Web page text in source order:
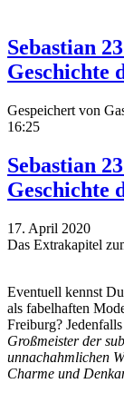
Sebastian
Geschichte
Gespeichert von
16:25
Sebastian
Geschichte
17. April 2020
Das Extrakapitel
Eventuell kennst
als fabelhaften
Freiburg?
Großmeister der
unnachahmlichen
Charme und